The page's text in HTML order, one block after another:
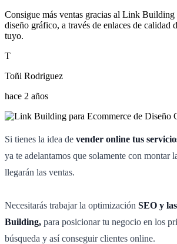
Consigue más ventas gracias al Link Building
diseño gráfico, a través de enlaces de calidad
tuyo.
T
Toñi Rodriguez
hace 2 años
Si tienes la idea de vender online tus
ya te adelantamos que solamente con montar
llegarán las ventas.
Necesitarás trabajar la optimización SEO y
Building, para posicionar tu negocio en los
búsqueda y así conseguir clientes online.